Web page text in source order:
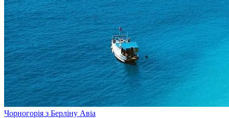
Чорногорія з Берліну Авіа